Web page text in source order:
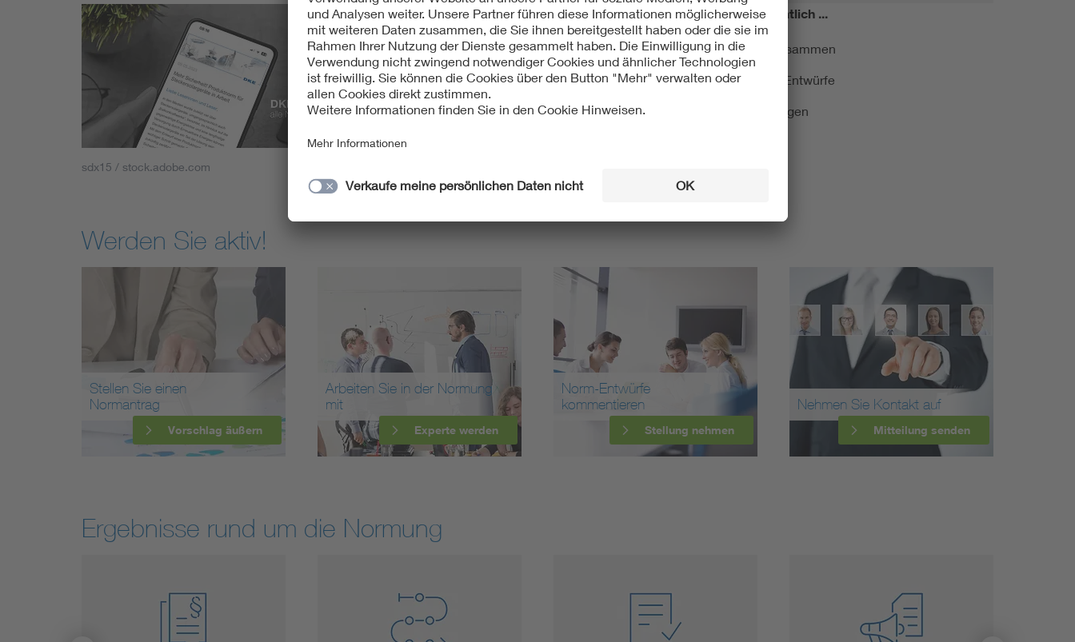
sdx15 / stock.adobe.com
Mit unserem DKE Newsletter sind Sie immer top informiert! Monatlich ...
fassen wir die wichtigsten Entwicklungen in der Normung kurz zusammen
berichten wir über aktuelle Arbeitsergebnisse, Publikationen und Entwürfe
informieren wir Sie bereits frühzeitig über zukünftige Veranstaltungen
Werden Sie aktiv!
Stellen Sie einen
Normantrag
Vorschlag äußern
Arbeiten Sie in der Normung
mit
Experte werden
Norm-Entwürfe
kommentieren
Stellung nehmen
Nehmen Sie Kontakt auf
Mitteilung senden
Ergebnisse rund um die Normung